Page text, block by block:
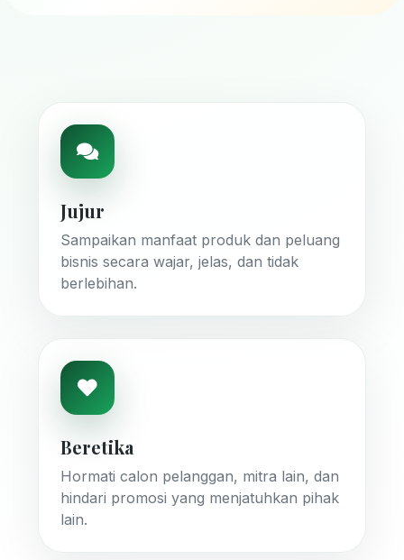
Jujur
Sampaikan manfaat produk dan peluang
bisnis secara wajar, jelas, dan tidak
berlebihan.
Beretika
Hormati calon pelanggan, mitra lain, dan
hindari promosi yang menjatuhkan pihak
lain.